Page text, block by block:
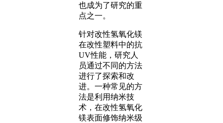
也成为了研究的重
点之一。
针对改性氢氧化镁
在改性塑料中的抗
UV性能，研究人
员通过不同的方法
进行了探索和改
进。一种常见的方
法是利用纳米技
术，在改性氢氧化
镁表面修饰纳米级